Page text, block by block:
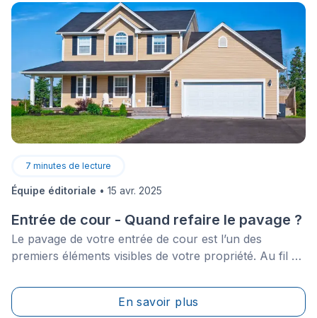
7 minutes de lecture
Équipe éditoriale • 15 avr. 2025
Entrée de cour - Quand refaire le pavage ?
Le pavage de votre entrée de cour est l’un des
premiers éléments visibles de votre propriété. Au fil du
véhicules et les conditions climatiques rigoureuses
peuvent l’endommager. Comment savoir s’il est temps
En savoir plus